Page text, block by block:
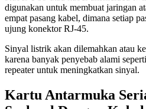
digunakan untuk membuat jaringan
empat pasang kabel, dimana setiap
ujung konektor RJ-45.
Sinyal listrik akan dilemahkan atau
karena banyak penyebab alami
repeater untuk meningkatkan sinyal.
Kartu Antarmuka